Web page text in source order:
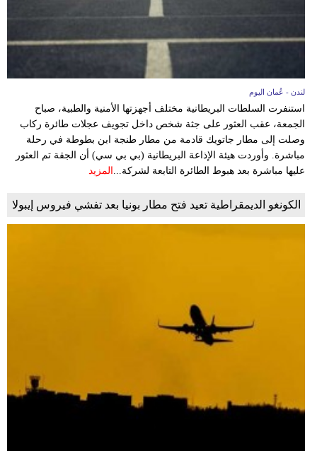
لندن - عُمان اليوم
استنفرت السلطات البريطانية مختلف أجهزتها الأمنية والطبية، صباح
الجمعة، عقب العثور على جثة شخص داخل تجويف عجلات طائرة ركاب
وصلت إلى مطار جاتويك قادمة من مطار طنجة ابن بطوطة في رحلة
مباشرة. وأوردت هيئة الإذاعة البريطانية (بي بي سي) أن الجقة تم العثور
عليها مباشرة بعد هبوط الطائرة التابعة لشركة... المزيد
الكونغو الديمقراطية تعيد فتح مطار بونيا بعد تفشي فيروس إيبولا